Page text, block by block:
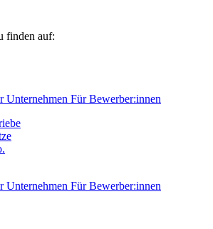
finden auf:
Unternehmen Für Bewerber:innen
Unternehmen Für Bewerber:innen